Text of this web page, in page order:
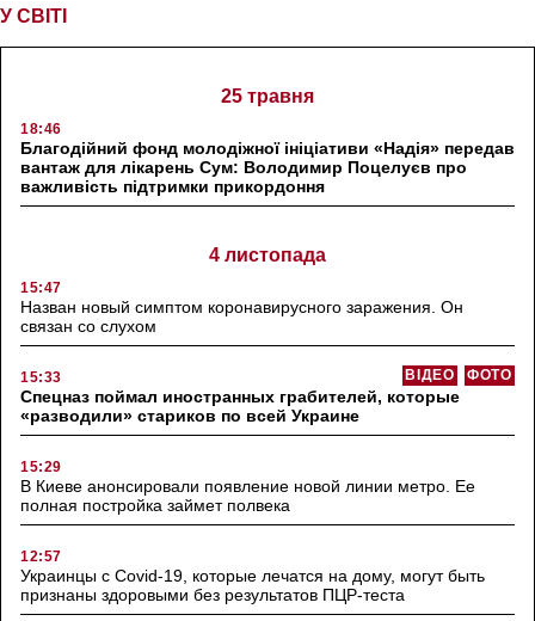
У СВІТІ
25 травня
18:46
Благодійний фонд молодіжної ініціативи «Надія» передав
вантаж для лікарень Сум: Володимир Поцелуєв про
важливість підтримки прикордоння
4 листопада
15:47
Назван новый симптом коронавирусного заражения. Он
связан со слухом
15:33 ФОТО
ВІДЕО
Спецназ поймал иностранных грабителей, которые
«разводили» стариков по всей Украине
15:29
В Киеве анонсировали появление новой линии метро. Ее
полная постройка займет полвека
12:57
Украинцы с Covid-19, которые лечатся на дому, могут быть
признаны здоровыми без результатов ПЦР-теста